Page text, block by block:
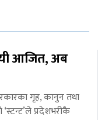
आजित, अब
गृह, कानुन तथा
‘स्टन्ट’ले प्रदेशभरीकै